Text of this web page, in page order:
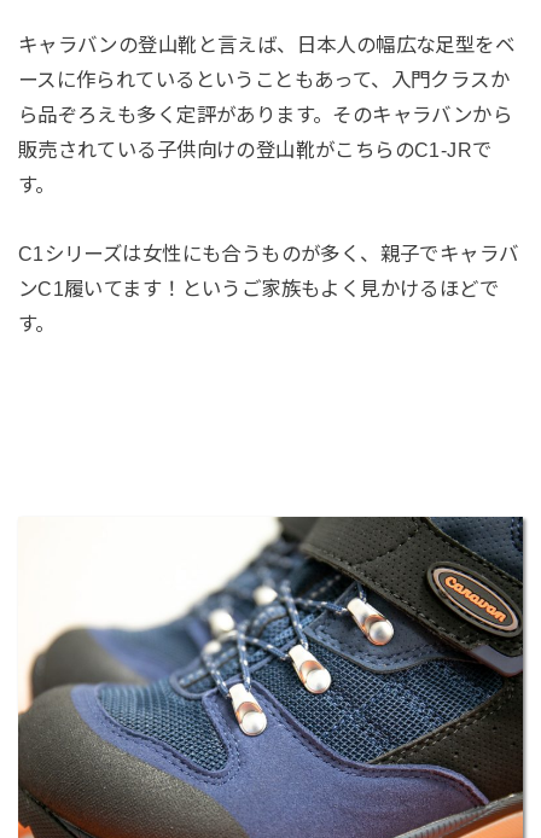
キャラバンの登山靴と言えば、日本人の幅広な足型をベ
ースに作られているということもあって、入門クラスか
ら品ぞろえも多く定評があります。そのキャラバンから
販売されている子供向けの登山靴がこちらのC1-JRで
す。
C1シリーズは女性にも合うものが多く、親子でキャラバ
ンC1履いてます！というご家族もよく見かけるほどで
す。